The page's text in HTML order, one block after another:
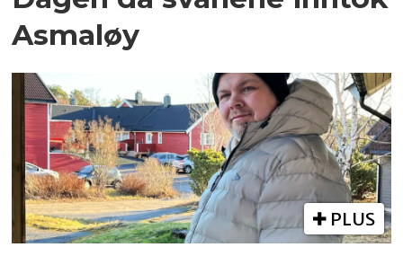
Asmaløy
PLUS